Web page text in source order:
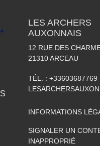
LES ARCHERS
AUXONNAIS
12 RUE DES
21310 ARCEAU
TÉL. : +33603687769
INFORMATIONS
SIGNALER UN
INAPPROPRIÉ